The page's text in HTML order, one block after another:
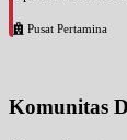
Pusat Pertamina
Komunitas